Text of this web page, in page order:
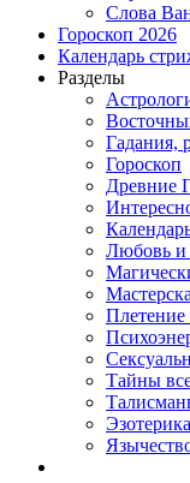
Слова
Гороскоп 2026
Календарь
Разделы
Гадания,
Гороскоп
Древние
Любовь и
Плетение
Тайны
Эзотерика